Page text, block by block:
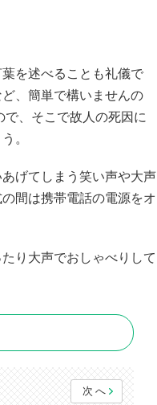
を述べることも礼儀で
、簡単で構いませんの
、そこで故人の死因に
。
げてしまう笑い声や大声
間は携帯電話の電源をオ
り大声でおしゃべりして
次へ